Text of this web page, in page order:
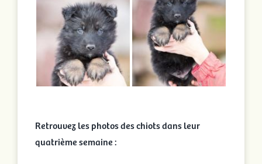
Retrouvez les photos des chiots dans leur
quatrième semaine :